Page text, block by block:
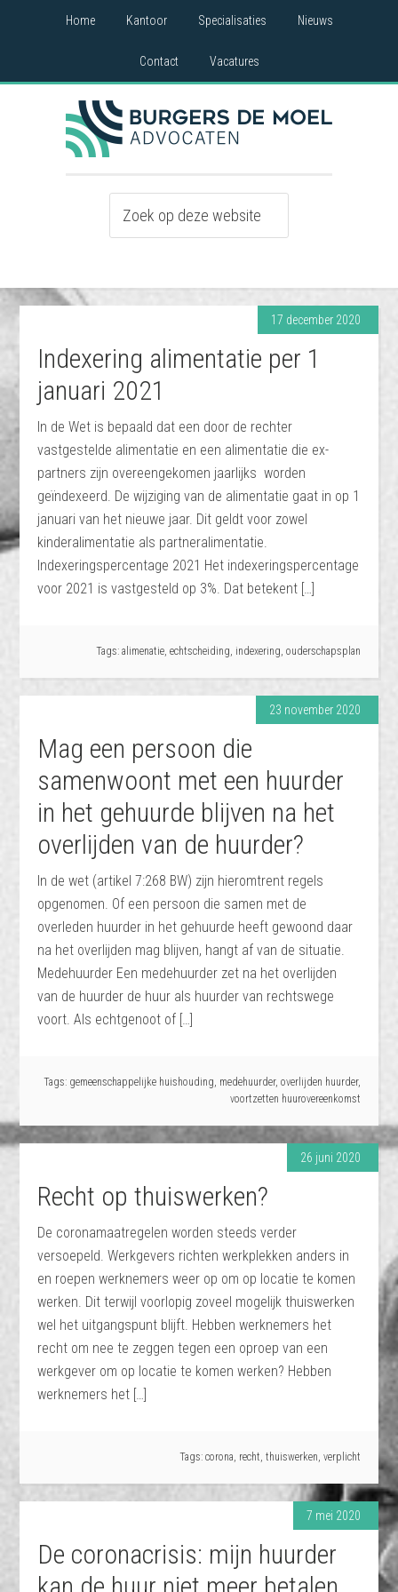
Home Kantoor Specialisaties Nieuws
Contact Vacatures
17 december 2020
Indexering alimentatie per 1
januari 2021
In de Wet is bepaald dat een door de rechter
vastgestelde alimentatie en een alimentatie die ex-
partners zijn overeengekomen jaarlijks worden
geïndexeerd. De wijziging van de alimentatie gaat in op 1
januari van het nieuwe jaar. Dit geldt voor zowel
kinderalimentatie als partneralimentatie.
Indexeringspercentage 2021 Het indexeringspercentage
voor 2021 is vastgesteld op 3%. Dat betekent […]
Tags: alimenatie, echtscheiding, indexering, ouderschapsplan
23 november 2020
Mag een persoon die
samenwoont met een huurder
in het gehuurde blijven na het
overlijden van de huurder?
In de wet (artikel 7:268 BW) zijn hieromtrent regels
opgenomen. Of een persoon die samen met de
overleden huurder in het gehuurde heeft gewoond daar
na het overlijden mag blijven, hangt af van de situatie.
Medehuurder Een medehuurder zet na het overlijden
van de huurder de huur als huurder van rechtswege
voort. Als echtgenoot of […]
Tags: gemeenschappelijke huishouding, medehuurder, overlijden huurder,
voortzetten huurovereenkomst
26 juni 2020
Recht op thuiswerken?
De coronamaatregelen worden steeds verder
versoepeld. Werkgevers richten werkplekken anders in
en roepen werknemers weer op om op locatie te komen
werken. Dit terwijl voorlopig zoveel mogelijk thuiswerken
wel het uitgangspunt blijft. Hebben werknemers het
recht om nee te zeggen tegen een oproep van een
werkgever om op locatie te komen werken? Hebben
werknemers het […]
Tags: corona, recht, thuiswerken, verplicht
7 mei 2020
De coronacrisis: mijn huurder